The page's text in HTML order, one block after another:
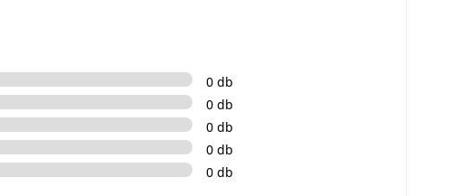
0 db
0 db
0 db
0 db
0 db